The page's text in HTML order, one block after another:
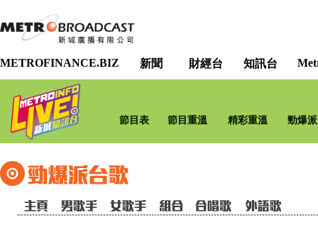
METROFINANCE.BIZ 新聞 財經台 知訊台
節目表 節目重溫 精彩重溫 勁爆